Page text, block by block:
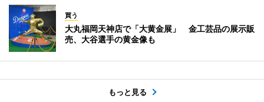
買う
大丸福岡天神店で「大黄金展」 金工芸品の展示販
売、大谷選手の黄金像も
もっと見る